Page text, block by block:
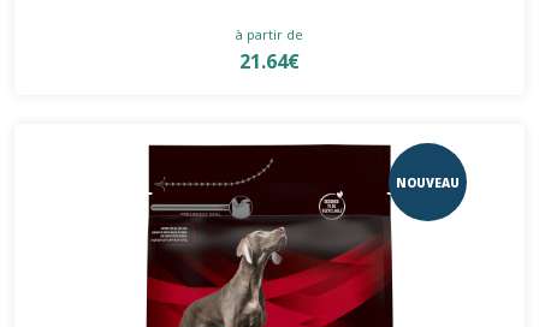
à partir de
21.64€
NOUVEAU